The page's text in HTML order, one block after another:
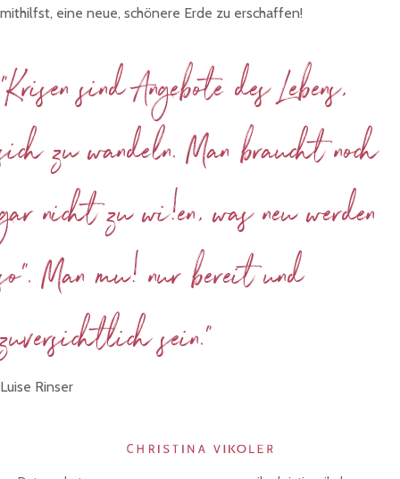
mithilfst, eine neue, schönere Erde zu erschaffen!
"Krisen sind Angebote des Lebens,
sich zu wandeln. Man braucht noch
gar nicht zu wi!en, was neu werden
so". Man mu! nur bereit und
zuversichtlich sein."
Luise Rinser